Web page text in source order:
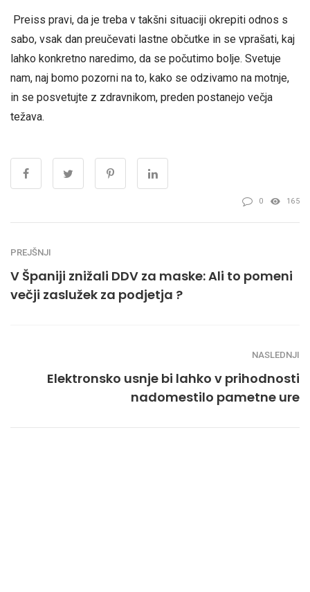
Preiss pravi, da je treba v takšni situaciji okrepiti odnos s
sabo, vsak dan preučevati lastne občutke in se vprašati, kaj
lahko konkretno naredimo, da se počutimo bolje. Svetuje
nam, naj bomo pozorni na to, kako se odzivamo na motnje,
in se posvetujte z zdravnikom, preden postanejo večja
težava.
0 165
PREJŠNJI
V Španiji znižali DDV za maske: Ali to pomeni
večji zaslužek za podjetja ?
NASLEDNJI
Elektronsko usnje bi lahko v prihodnosti
nadomestilo pametne ure